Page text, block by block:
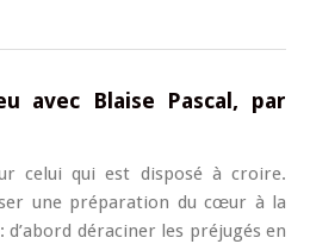
avec Blaise Pascal, par
celui qui est disposé à croire.
une préparation du cœur à la
d’abord déraciner les préjugés en